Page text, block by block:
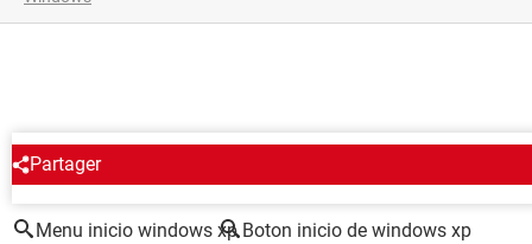
Partager
ALREDEDOR DEL MISMO TEMA
Menu inicio windows xp Boton inicio de windows xp